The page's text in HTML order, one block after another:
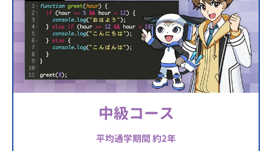
中級コース
平均通学期間 約2年